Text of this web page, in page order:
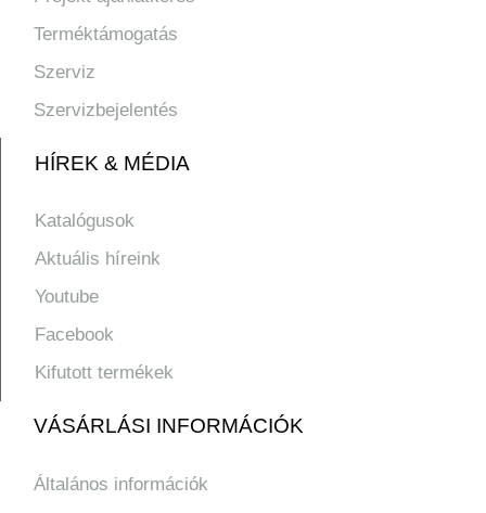
Terméktámogatás
Szerviz
Szervizbejelentés
HÍREK & MÉDIA
Katalógusok
Aktuális híreink
Youtube
Facebook
Kifutott termékek
VÁSÁRLÁSI INFORMÁCIÓK
Általános információk